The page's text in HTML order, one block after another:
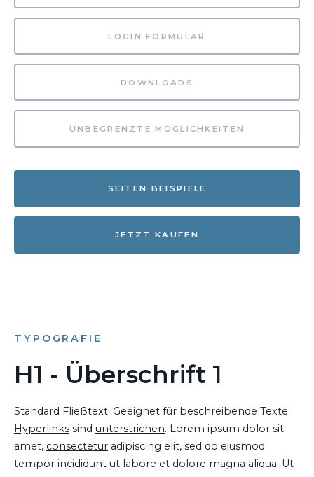
LOGIN FORMULAR
DOWNLOADS
UNBEGRENZTE MÖGLICHKEITEN
SEITEN BEISPIELE
JETZT KAUFEN
TYPOGRAFIE
H1 - Überschrift 1
Standard Fließtext: Geeignet für beschreibende Texte.
Hyperlinks sind unterstrichen. Lorem ipsum dolor sit
amet, consectetur adipiscing elit, sed do eiusmod
tempor incididunt ut labore et dolore magna aliqua. Ut